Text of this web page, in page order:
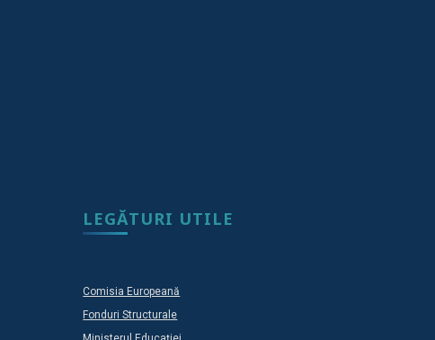
LEGĂTURI UTILE
Comisia Europeană
Fonduri Structurale